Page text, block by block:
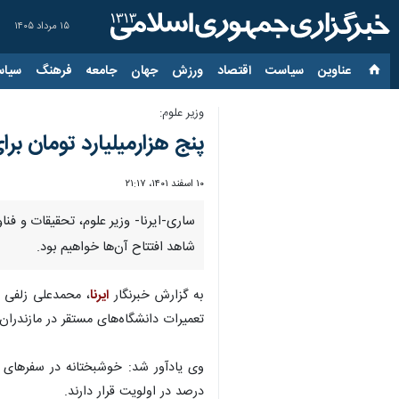
۱۵ مرداد ۱۴۰۵
عناوین‌ سیاست اقتصاد ورزش جهان جامعه فرهنگ
وزیر علوم:
پنج هزارمیلیارد
۱۰ اسفند ۱۴۰۱، ۲۱:۱۷